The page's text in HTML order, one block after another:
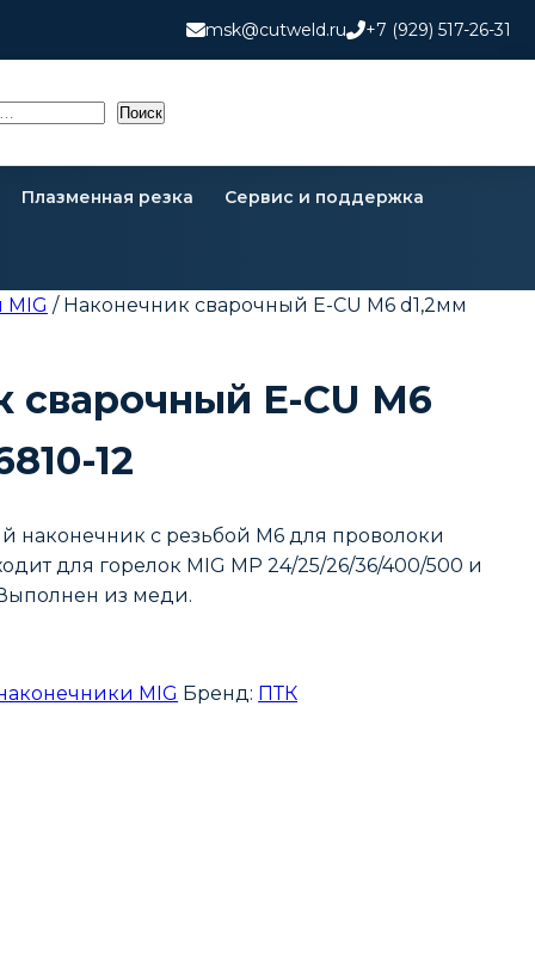
msk@cutweld.ru +7 (929) 517-26-31
Поиск
Плазменная резка Сервис и поддержка
/ Наконечник сварочный E-CU М6 d1,2мм
сварочный E-CU М6
12
наконечник с резьбой М6 для проволоки
для горелок MIG MP 24/25/26/36/400/500 и
из меди.
MIG Бренд: ПТК